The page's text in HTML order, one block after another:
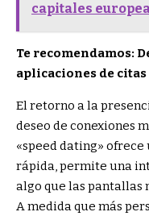
capitales
Te recomendamos:
aplicaciones de
El retorno a la
deseo de conexiones
«speed dating»
rápida, permite una
algo que las pantallas
A medida que más